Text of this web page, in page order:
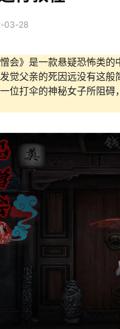
03-28
憎会》是一款悬疑恐怖类
觉父亲的死因远没有这
位打伞的神秘女子所阻